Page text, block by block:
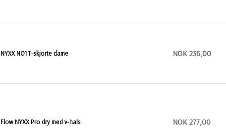
NYXX NO1 T-skjorte dame NOK 236,00
Flow NYXX Pro dry med v-hals NOK 277,00